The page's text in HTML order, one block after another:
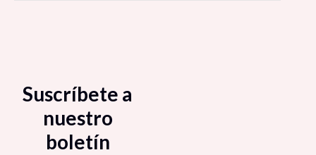
Suscríbete a
nuestro
boletín